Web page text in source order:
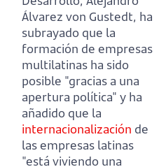
Álvarez von Gustedt, ha
subrayado que la
formación de empresas
multilatinas ha sido
posible "gracias a una
apertura política" y ha
añadido que la
internacionalización de
las empresas latinas
"está viviendo una